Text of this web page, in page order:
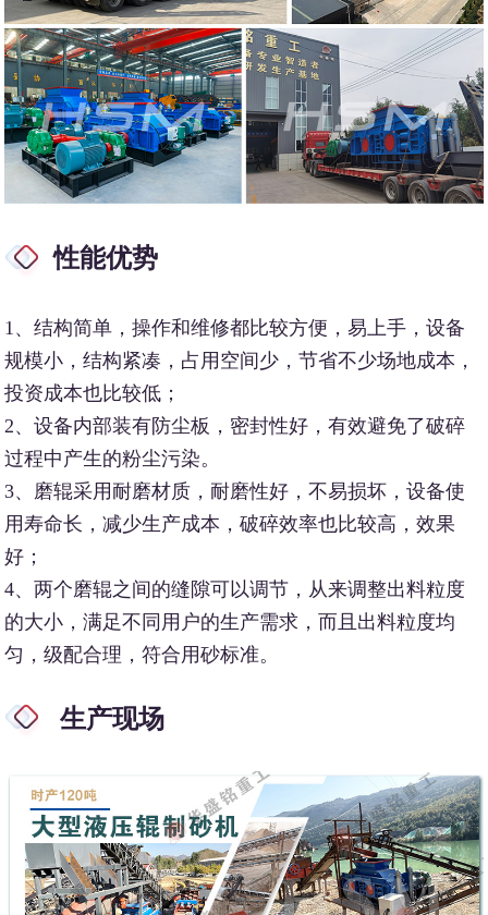
性能优势
1、结构简单，操作和维修都比较方便，易上手，设备
规模小，结构紧凑，占用空间少，节省不少场地成本，
投资成本也比较低；
2、设备内部装有防尘板，密封性好，有效避免了破碎
过程中产生的粉尘污染。
3、磨辊采用耐磨材质，耐磨性好，不易损坏，设备使
用寿命长，减少生产成本，破碎效率也比较高，效果
好；
4、两个磨辊之间的缝隙可以调节，从来调整出料粒度
的大小，满足不同用户的生产需求，而且出料粒度均
匀，级配合理，符合用砂标准。
生产现场